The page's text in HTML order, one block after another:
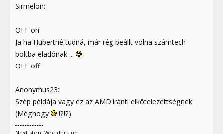
Sirmelon:
OFF on
Ja ha Hubertné tudná, már rég beállt volna számtech
boltba eladónak ...
OFF off
Anonymus23:
Szép példája vagy ez az AMD iránti elkötelezettségnek.
(Méghogy
!?!?)
Next stop, Wonderland.